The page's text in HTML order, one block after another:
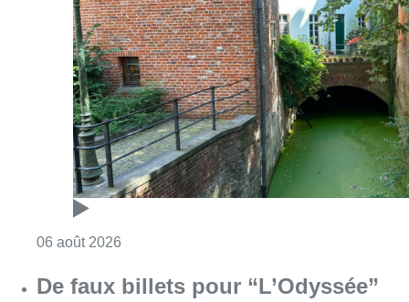
06 août 2026
De faux billets pour “L’Odyssée”